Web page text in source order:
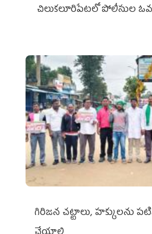
చిలుక‌లూరిపేట‌లో పోలీసుల
గిరిజన చట్టాలు, హక్కులను